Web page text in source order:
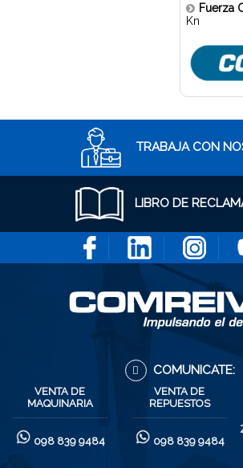
Fuerza
Kn
TRABAJA CON
LIBRO DE
COMUNICATE:
VENTA DE
MAQUINARIA
098 839 9484
VENTA DE
REPUESTOS
098 839 9484